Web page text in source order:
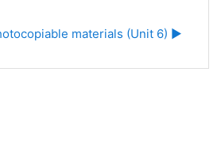
materials (Unit 6) ▶︎